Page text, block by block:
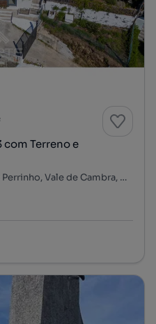
Terreno e
Vila Chã, Codal e Vila Cova de Perrinho, Vale de Cambra, Aveiro